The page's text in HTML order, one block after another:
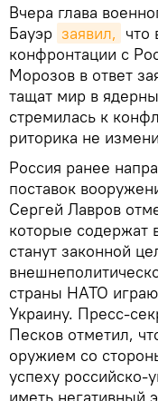
Вчера глава
Бауэр заявил, что
конфронтации с
Морозов в ответ
тащат мир в
стремилась к
риторика не
Россия ранее
поставок
Сергей Лавров
которые содержат
станут законной
страны НАТО
Украину. Пресс-
Песков отметил,
оружием со
успеху российско-
иметь негативный